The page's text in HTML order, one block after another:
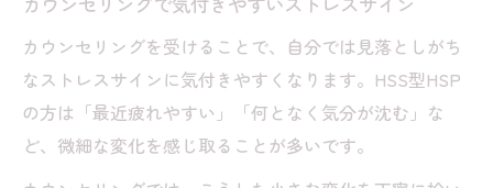
特徴
HSS型HSPが安心できるカウンセリング技
法とは
カウンセリングがうまくいく相性の見極め
方
カウンセリングを受けることで、自分では見落としがち
なストレスサインに気付きやすくなります。HSS型HSP
の方は「最近疲れやすい」「何となく気分が沈む」な
ど、微細な変化を感じ取ることが多いです。